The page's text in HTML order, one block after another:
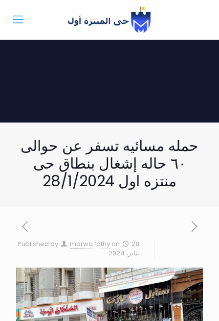
حمله مسائيه تسفر عن حوالى
٦٠ حاله إشغال بنطاق حى
منتزه اول 28/1/2024
Published by marwa fathy on
28
يناير، 2024